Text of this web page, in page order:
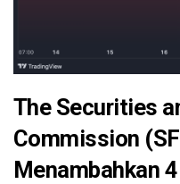
The Securities
Commission
Menambahkan